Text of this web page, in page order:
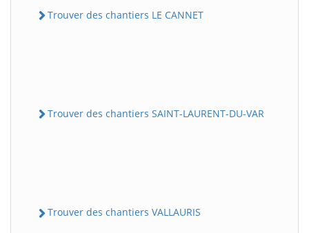
Trouver des chantiers LE CANNET
Trouver des chantiers SAINT-LAURENT-DU-VAR
Trouver des chantiers VALLAURIS